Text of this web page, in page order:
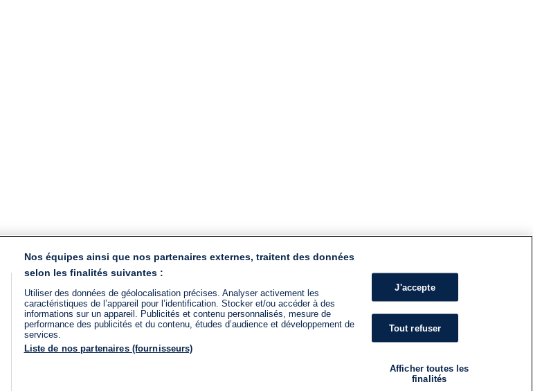
Nos équipes ainsi que nos partenaires externes, traitent des données
selon les finalités suivantes :
Utiliser des données de géolocalisation précises. Analyser activement les
caractéristiques de l’appareil pour l’identification. Stocker et/ou accéder à des
informations sur un appareil. Publicités et contenu personnalisés, mesure de
performance des publicités et du contenu, études d’audience et développement de
services.
Liste de nos partenaires (fournisseurs)
J'accepte
Tout refuser
Afficher toutes les
finalités